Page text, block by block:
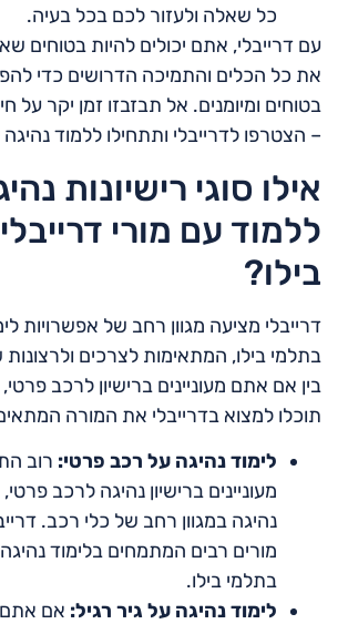
כל שאלה ולעזור לכם בכל בעיה.
עם דרייבלי, אתם יכולים להיות בטוחים
את כל הכלים והתמיכה הדרושים כדי
בטוחים ומיומנים. אל תבזבזו זמן יקר על
– הצטרפו לדרייבלי ותתחילו ללמוד נהיגה
אילו סוגי רישיונות
ללמוד עם מורי
בילו?
דרייבלי מציעה מגוון רחב של אפשרויות
בתלמי בילו, המתאימות לצרכים
בין אם אתם מעוניינים ברישיון לרכב פרטי,
תוכלו למצוא בדרייבלי את המורה
לימוד נהיגה על רכב פרטי: רוב
מעוניינים ברישיון נהיגה לרכב
נהיגה במגוון רחב של כלי רכב.
מורים רבים המתמחים בלימוד
בתלמי בילו.
לימוד נהיגה על גיר רגיל: אם אתם